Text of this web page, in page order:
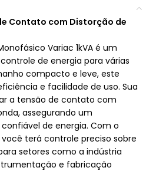
Contato com Distorção de
Variac 1kVA é um
de energia para várias
compacto e leve, este
e facilidade de uso. Sua
a tensão de contato com
assegurando um
de energia. Com o
você terá controle preciso sobre
setores como a indústria
e fabricação